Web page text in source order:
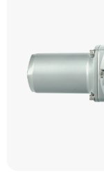
+7 (495) 215-24-
Заказать звонок
Одинцово,
Пункт выдачи